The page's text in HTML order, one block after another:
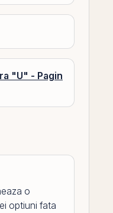
"U" - Pagin
o
optiuni fata